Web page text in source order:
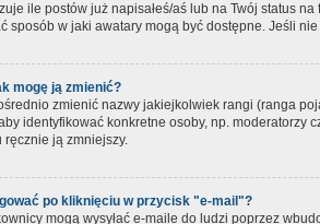
ile postów już napisałeś/aś lub na Twój status
sposób w jaki awatary mogą być dostępne. Jeśli
mogę ją zmienić?
zmienić nazwy jakiejkolwiek rangi (ranga
identyfikować konkretne osoby, np.
ręcznie ją zmniejszy.
po kliknięciu w przycisk "e-mail"?
mogą wysyłać e-maile do ludzi poprzez